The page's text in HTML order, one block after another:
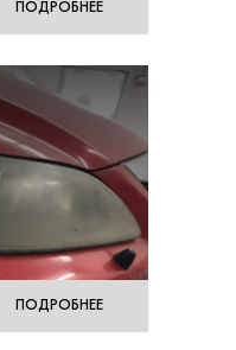
ПОДРОБНЕЕ
ПОДРОБНЕЕ